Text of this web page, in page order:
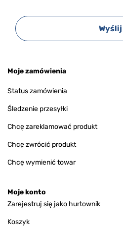
Wyślij
Moje zamówienia
Status zamówienia
Śledzenie przesyłki
Chcę zareklamować produkt
Chcę zwrócić produkt
Chcę wymienić towar
Moje konto
Zarejestruj się jako hurtownik
Koszyk